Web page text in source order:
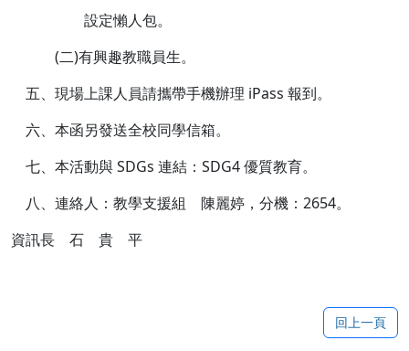
設定懶人包。
(二)有興趣教職員生。
五、現場上課人員請攜帶手機辦理 iPass 報到。
六、本函另發送全校同學信箱。
七、本活動與 SDGs 連結：SDG4 優質教育。
八、連絡人：教學支援組 陳麗婷，分機：2654。
資訊長 石 貴 平
回上一頁